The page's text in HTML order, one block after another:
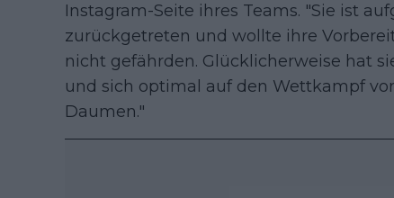
Instagram-Seite ihres Teams. "Sie ist
zurückgetreten und wollte ihre
nicht gefährden. Glücklicherweise hat
und sich optimal auf den Wettkampf
Daumen."